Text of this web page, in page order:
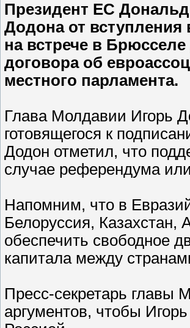
Президент ЕС Дональд
Додона от вступления
на встрече в
договора об
местного парламента.
Глава Молдавии Игорь
готовящегося к
Додон отметил, что
случае референдума
Напомним, что в
Белоруссия,
обеспечить свободное
капитала между
Пресс-секретарь главы
аргументов, чтобы